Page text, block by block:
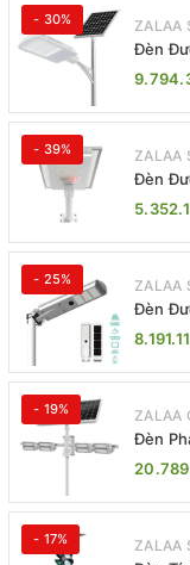
- 30% ZALAA
Đèn
Khiển
- 39% ZALAA
Đèn
ZL-
- 25% ZALAA
Đèn
ZALAA
- 19% ZALAA
Đèn
Jsc
- 17% ZALAA